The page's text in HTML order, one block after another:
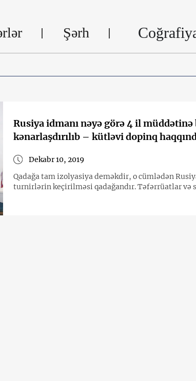
Şərh
Rusiya idmanı nəyə görə 4 il
kənarlaşdırılıb – kütləvi dopinq
Dekabr 10, 2019
Qadağa tam izolyasiya deməkdir, o cümlədən
turnirlərin keçirilməsi qadağandır. Təfərrüatlar və